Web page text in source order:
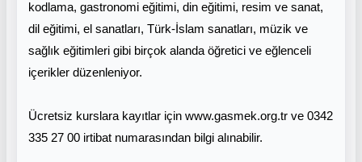
kodlama, gastronomi eğitimi, din eğitimi, resim ve sanat,
dil eğitimi, el sanatları, Türk-İslam sanatları, müzik ve
sağlık eğitimleri gibi birçok alanda öğretici ve eğlenceli
içerikler düzenleniyor.
Ücretsiz kurslara kayıtlar için www.gasmek.org.tr ve 0342
335 27 00 irtibat numarasından bilgi alınabilir.